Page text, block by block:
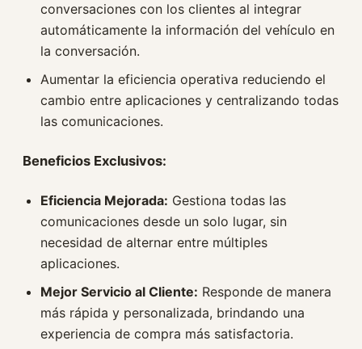
conversaciones con los clientes al integrar
automáticamente la información del vehículo en
la conversación.
Aumentar la eficiencia operativa reduciendo el
cambio entre aplicaciones y centralizando todas
las comunicaciones.
Beneficios Exclusivos:
Eficiencia Mejorada: Gestiona todas las
comunicaciones desde un solo lugar, sin
necesidad de alternar entre múltiples
aplicaciones.
Mejor Servicio al Cliente: Responde de manera
más rápida y personalizada, brindando una
experiencia de compra más satisfactoria.